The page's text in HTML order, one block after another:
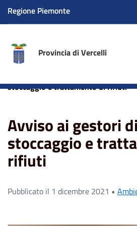
Regione Piemonte
Provincia di Vercelli
stoccaggio e trattamento di rifiuti
Avviso ai gestori
stoccaggio e
rifiuti
Pubblicato il 1 dicembre 2021 •